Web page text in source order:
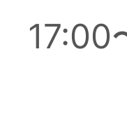
17:00